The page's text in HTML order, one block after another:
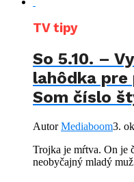
TV tipy
So 5.10. –
lahôdka
Som číslo
AutorMediaboom3.
Trojka je mŕtva. On je
neobyčajný mladý